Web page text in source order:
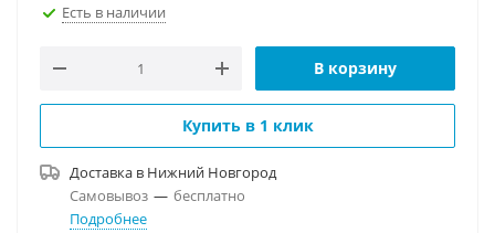
Есть в наличии
В корзину
Купить в 1 клик
Доставка в Нижний Новгород
Самовывоз — бесплатно
Подробнее